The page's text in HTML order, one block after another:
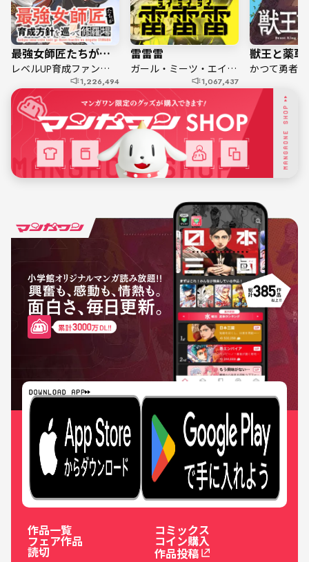
最強女師匠たちが育成方針を巡って修羅場
レベルUP育成ファンタジー！
1,226,494
雷雷雷
ガール・ミーツ・エイリアン！
1,067,437
獣王と薬草
作品一覧
フェア作品
読切
コミックス
コイン購入
作品投稿